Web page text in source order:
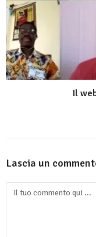
Il
Lascia un